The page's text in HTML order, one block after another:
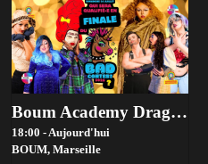
Boum Academy Drag Contest 2026 - Bad Contest-Tiers …
18:00 - Aujourd'hui
BOUM, Marseille